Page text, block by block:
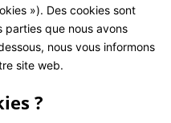
»). Des cookies sont
que nous avons
nous vous informons
site web.
?